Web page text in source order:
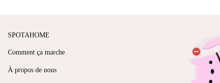
SPOTAHOME
Comment ça marche
À propos de nous